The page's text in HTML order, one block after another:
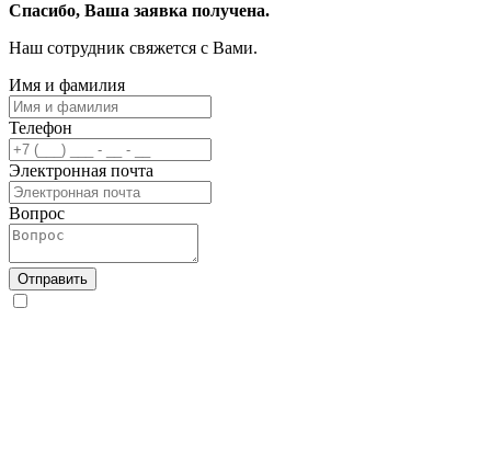
Спасибо, Ваша заявка получена.
Наш сотрудник свяжется с Вами.
Имя и фамилия
Телефон
Электронная почта
Вопрос
Отправить